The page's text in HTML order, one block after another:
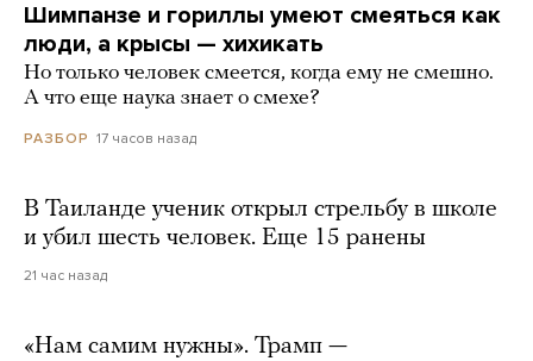
Шимпанзе и гориллы умеют смеяться как
люди, а крысы — хихикать
Но только человек смеется, когда ему не смешно.
А что еще наука знает о смехе?
РАЗБОР 17 часов назад
В Таиланде ученик открыл стрельбу в школе
и убил шесть человек. Еще 15 ранены
21 час назад
«Нам самим нужны». Трамп —